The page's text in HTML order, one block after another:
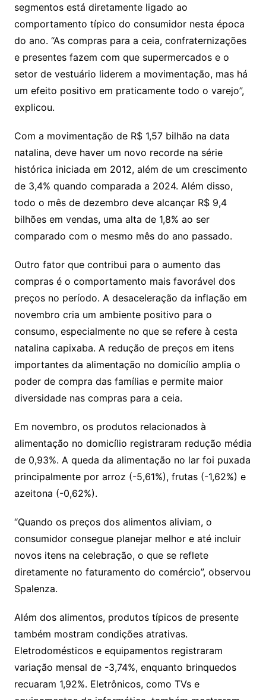
segmentos está diretamente ligado ao
comportamento típico do consumidor nesta época
do ano. “As compras para a ceia, confraternizações
e presentes fazem com que supermercados e o
setor de vestuário liderem a movimentação, mas há
um efeito positivo em praticamente todo o varejo”,
explicou.
Com a movimentação de R$ 1,57 bilhão na data
natalina, deve haver um novo recorde na série
histórica iniciada em 2012, além de um crescimento
de 3,4% quando comparada a 2024. Além disso,
todo o mês de dezembro deve alcançar R$ 9,4
bilhões em vendas, uma alta de 1,8% ao ser
comparado com o mesmo mês do ano passado.
Outro fator que contribui para o aumento das
compras é o comportamento mais favorável dos
preços no período. A desaceleração da inflação em
novembro cria um ambiente positivo para o
consumo, especialmente no que se refere à cesta
natalina capixaba. A redução de preços em itens
importantes da alimentação no domicílio amplia o
poder de compra das famílias e permite maior
diversidade nas compras para a ceia.
Em novembro, os produtos relacionados à
alimentação no domicílio registraram redução média
de 0,93%. A queda da alimentação no lar foi puxada
principalmente por arroz (-5,61%), frutas (-1,62%) e
azeitona (-0,62%).
“Quando os preços dos alimentos aliviam, o
consumidor consegue planejar melhor e até incluir
novos itens na celebração, o que se reflete
diretamente no faturamento do comércio”, observou
Spalenza.
Além dos alimentos, produtos típicos de presente
também mostram condições atrativas.
Eletrodomésticos e equipamentos registraram
variação mensal de -3,74%, enquanto brinquedos
recuaram 1,92%. Eletrônicos, como TVs e